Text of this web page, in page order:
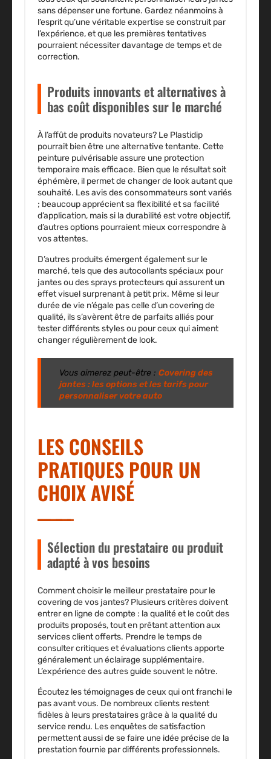
sans dépenser une fortune. Gardez néanmoins à
l’esprit qu’une véritable expertise se construit par
l’expérience, et que les premières tentatives
pourraient nécessiter davantage de temps et de
correction.
Produits innovants et alternatives à
bas coût disponibles sur le marché
À l’affût de produits novateurs? Le Plastidip
pourrait bien être une alternative tentante. Cette
peinture pulvérisable assure une protection
temporaire mais efficace. Bien que le résultat soit
éphémère, il permet de changer de look autant que
souhaité. Les avis des consommateurs sont variés
; beaucoup apprécient sa flexibilité et sa facilité
d’application, mais si la durabilité est votre objectif,
d’autres options pourraient mieux correspondre à
vos attentes.
D’autres produits émergent également sur le
marché, tels que des autocollants spéciaux pour
jantes ou des sprays protecteurs qui assurent un
effet visuel surprenant à petit prix. Même si leur
durée de vie n’égale pas celle d’un covering de
qualité, ils s’avèrent être de parfaits alliés pour
tester différents styles ou pour ceux qui aiment
changer régulièrement de look.
Vous aimerez peut-être : Covering des
jantes : les options et les tarifs pour
personnaliser votre auto
LES CONSEILS
PRATIQUES POUR UN
CHOIX AVISÉ
Sélection du prestataire ou produit
adapté à vos besoins
Comment choisir le meilleur prestataire pour le
covering de vos jantes? Plusieurs critères doivent
entrer en ligne de compte : la qualité et le coût des
produits proposés, tout en prêtant attention aux
services client offerts. Prendre le temps de
consulter critiques et évaluations clients apporte
généralement un éclairage supplémentaire.
L’expérience des autres guide souvent le nôtre.
Écoutez les témoignages de ceux qui ont franchi le
pas avant vous. De nombreux clients restent
fidèles à leurs prestataires grâce à la qualité du
service rendu. Les enquêtes de satisfaction
permettent aussi de se faire une idée précise de la
prestation fournie par différents professionnels.